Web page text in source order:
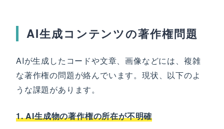
AI生成コンテンツの著作権問題
AIが生成したコードや文章、画像などには、複雑
な著作権の問題が絡んでいます。現状、以下のよ
うな課題があります。
1. AI生成物の著作権の所在が不明確